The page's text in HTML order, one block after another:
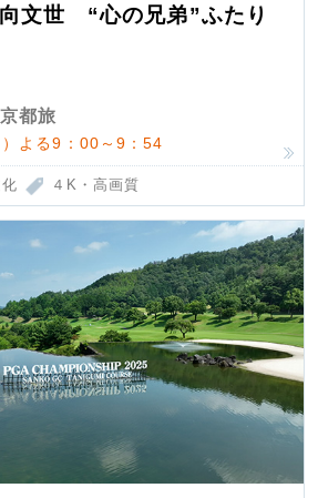
文世 “心の兄弟”ふたり
都旅
よる9：00～9：54
４K・高画質